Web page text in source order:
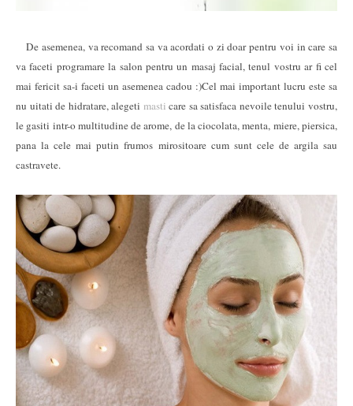
De asemenea, va recomand sa va acordati o zi doar pentru voi in care sa
va faceti programare la salon pentru un masaj facial, tenul vostru ar fi cel
mai fericit sa-i faceti un asemenea cadou :)Cel mai important lucru este sa
nu uitati de hidratare, alegeti masticare sa satisfaca nevoile tenului vostru,
le gasiti intr-o multitudine de arome, de la ciocolata, menta, miere, piersica,
pana la cele mai putin frumos mirositoare cum sunt cele de argila sau
castravete.